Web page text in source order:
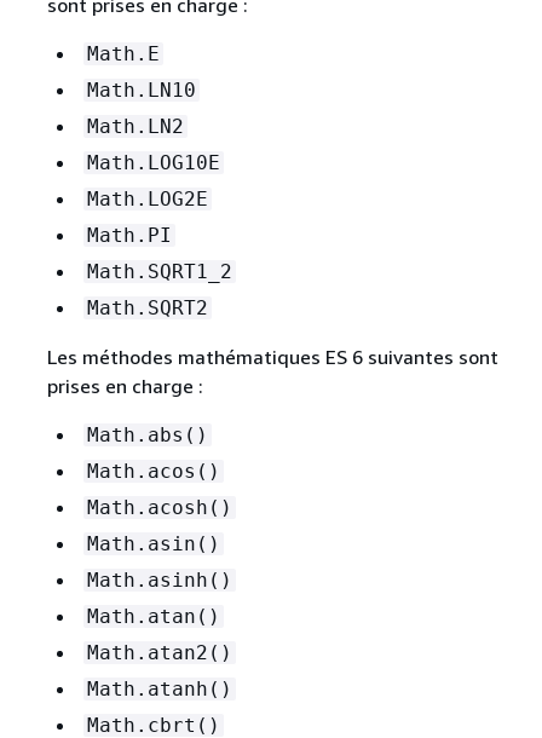
Math.E
Math.LN10
Math.LN2
Math.LOG10E
Math.LOG2E
Math.PI
Math.SQRT1_2
Math.SQRT2
Les méthodes mathématiques ES 6 suivantes sont
prises en charge :
Math.abs()
Math.acos()
Math.acosh()
Math.asin()
Math.asinh()
Math.atan()
Math.atan2()
Math.atanh()
Math.cbrt()